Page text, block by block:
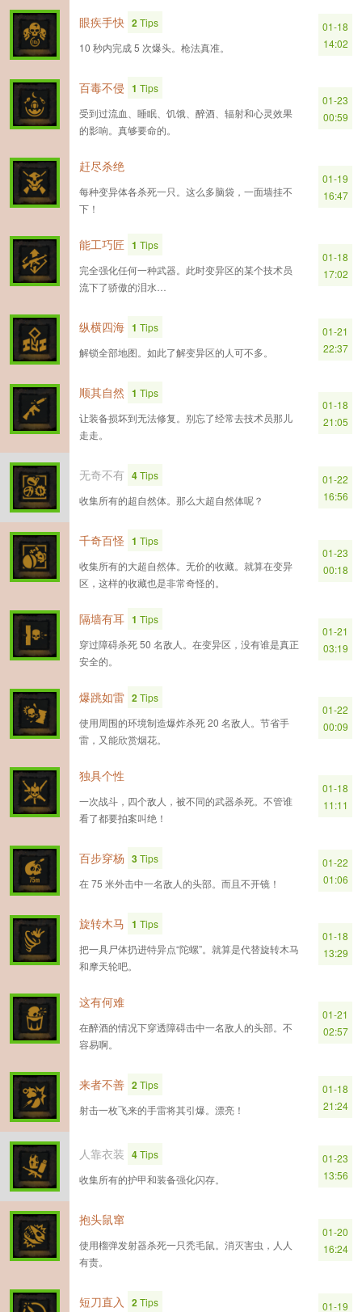
眼疾手快 2Tips
10 秒内完成 5 次爆头。枪法真准。
01-18
14:02
百毒不侵 1 Tips
受到过流血、睡眠、饥饿、醉酒、辐射和心灵效果
的影响。真够要命的。
01-23
00:59
赶尽杀绝
每种变异体各杀死一只。这么多脑袋，一面墙挂不
下！
01-19
16:47
能工巧匠 1 Tips
完全强化任何一种武器。此时变异区的某个技术员
流下了骄傲的泪水…
01-18
17:02
纵横四海 1 Tips
解锁全部地图。如此了解变异区的人可不多。
01-21
22:37
顺其自然 1 Tips
让装备损坏到无法修复。别忘了经常去技术员那儿
走走。
01-18
21:05
无奇不有 4Tips
收集所有的超自然体。那么大超自然体呢？
01-22
16:56
千奇百怪 1 Tips
收集所有的大超自然体。无价的收藏。就算在变异
区，这样的收藏也是非常奇怪的。
01-23
00:18
隔墙有耳 1 Tips
穿过障碍杀死 50 名敌人。在变异区，没有谁是真正
安全的。
01-21
03:19
爆跳如雷 2Tips
使用周围的环境制造爆炸杀死 20 名敌人。节省手
雷，又能欣赏烟花。
01-22
00:09
独具个性
一次战斗，四个敌人，被不同的武器杀死。不管谁
看了都要拍案叫绝！
01-18
11:11
百步穿杨 3Tips
在 75 米外击中一名敌人的头部。而且不开镜！
01-22
01:06
旋转木马 1 Tips
把一具尸体扔进特异点“陀螺”。就算是代替旋转木马
和摩天轮吧。
01-18
13:29
这有何难
在醉酒的情况下穿透障碍击中一名敌人的头部。不
容易啊。
01-21
02:57
来者不善 2Tips
射击一枚飞来的手雷将其引爆。漂亮！
01-18
21:24
人靠衣装 4Tips
收集所有的护甲和装备强化闪存。
01-23
13:56
抱头鼠窜
使用榴弹发射器杀死一只秃毛鼠。消灭害虫，人人
有责。
01-20
16:24
短刀直入 2Tips 01-19